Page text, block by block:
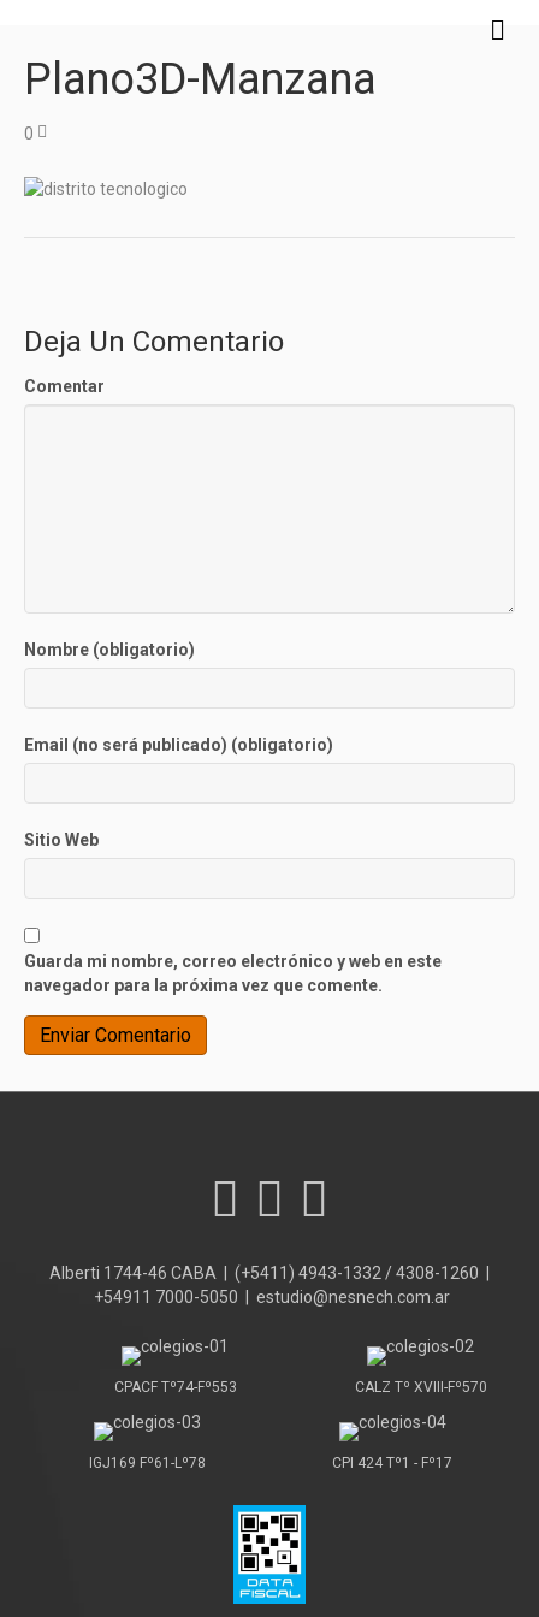
Plano3D-Manzana
0
Deja Un Comentario
Comentar
Nombre (obligatorio)
Email (no será publicado) (obligatorio)
Sitio Web
Guarda mi nombre, correo electrónico y web en este
navegador para la próxima vez que comente.
Alberti 1744-46 CABA | (+5411) 4943-1332 / 4308-1260 |
+54911 7000-5050 | estudio@nesnech.com.ar
CPACF Tº74-Fº553 CALZ Tº XVIII-Fº570
IGJ169 Fº61-Lº78 CPI 424 Tº1 - Fº17